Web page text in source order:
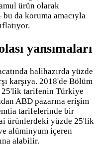
ürün olarak
da koruma amacıyla
yansımaları
halihazırda yüzde
karşıya. 2018'de Bölüm
25'lik tarifenin Türkiye
ABD pazarına erişim
tarifelerinde bir
ürünlerdeki yüzde 25'lik
alüminyum içeren
alabilir.